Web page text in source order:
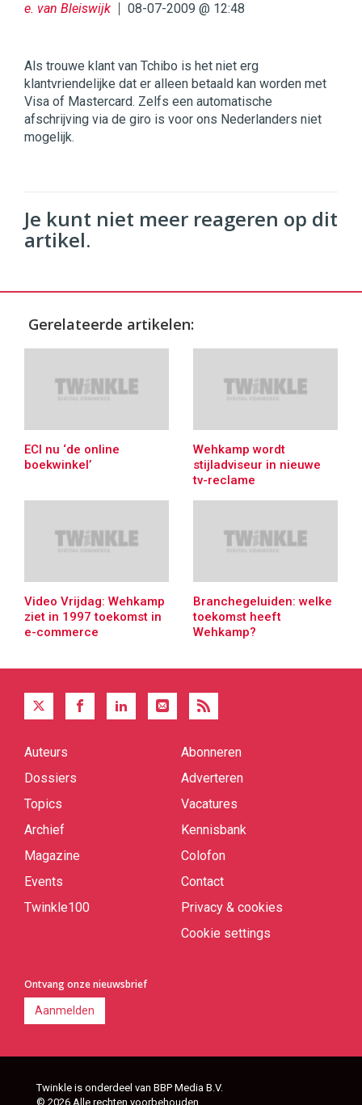
e. van Bleiswijk 08-07-2009 @ 12:48
Als trouwe klant van Tchibo is het niet erg
klantvriendelijke dat er alleen betaald kan worden met
Visa of Mastercard. Zelfs een automatische
afschrijving via de giro is voor ons Nederlanders niet
mogelijk.
Je kunt niet meer reageren op dit
artikel.
Gerelateerde artikelen:
ECI nu ‘de online
boekwinkel’
Wehkamp wordt
stijladviseur in nieuwe
tv-reclame
Video Vrijdag: Wehkamp
ziet in 1997 toekomst in
e-commerce
Branchegeluiden: welke
toekomst heeft
Wehkamp?
Quick
Auteurs
Dossiers
Topics
Archief
Magazine
Events
Twinkle100
Abonneren
Adverteren
Vacatures
Kennisbank
Colofon
Contact
Privacy & cookies
Cookie settings
Ontvang onze nieuwsbrief
Aanmelden
Twinkle is onderdeel van BBP Media B.V.
© 2026 Alle rechten voorbehouden